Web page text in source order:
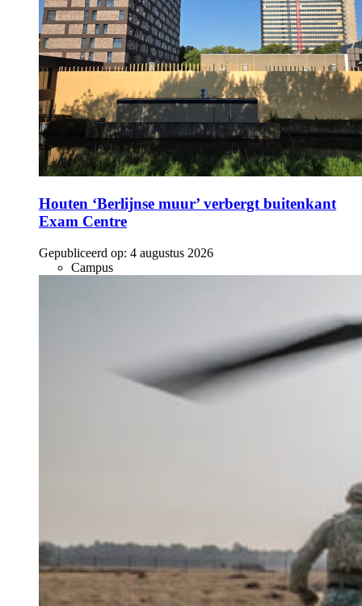
Houten ‘Berlijnse muur’ verbergt buitenkant
Exam Centre
Gepubliceerd op: 4 augustus 2026
Campus